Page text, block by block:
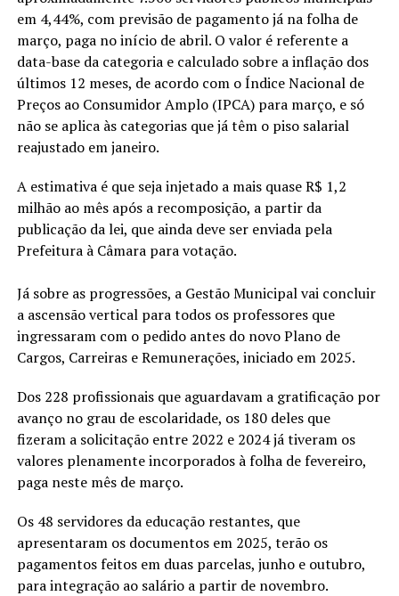
em 4,44%, com previsão de pagamento já na folha de
março, paga no início de abril. O valor é referente a
data-base da categoria e calculado sobre a inflação dos
últimos 12 meses, de acordo com o Índice Nacional de
Preços ao Consumidor Amplo (IPCA) para março, e só
não se aplica às categorias que já têm o piso salarial
reajustado em janeiro.
A estimativa é que seja injetado a mais quase R$ 1,2
milhão ao mês após a recomposição, a partir da
publicação da lei, que ainda deve ser enviada pela
Prefeitura à Câmara para votação.
Já sobre as progressões, a Gestão Municipal vai concluir
a ascensão vertical para todos os professores que
ingressaram com o pedido antes do novo Plano de
Cargos, Carreiras e Remunerações, iniciado em 2025.
Dos 228 profissionais que aguardavam a gratificação por
avanço no grau de escolaridade, os 180 deles que
fizeram a solicitação entre 2022 e 2024 já tiveram os
valores plenamente incorporados à folha de fevereiro,
paga neste mês de março.
Os 48 servidores da educação restantes, que
apresentaram os documentos em 2025, terão os
pagamentos feitos em duas parcelas, junho e outubro,
para integração ao salário a partir de novembro.